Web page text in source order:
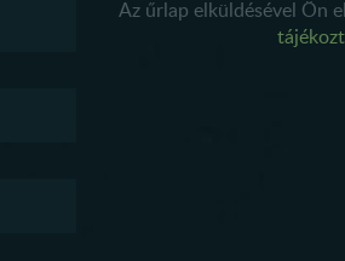
Az űrlap elküldésével Ön